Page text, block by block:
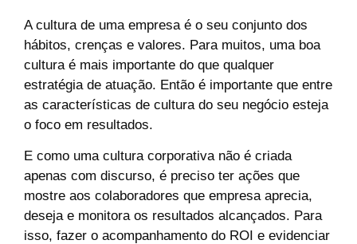
A cultura de uma empresa é o seu conjunto dos
hábitos, crenças e valores. Para muitos, uma boa
cultura é mais importante do que qualquer
estratégia de atuação. Então é importante que entre
as características de cultura do seu negócio esteja
o foco em resultados.
E como uma cultura corporativa não é criada
apenas com discurso, é preciso ter ações que
mostre aos colaboradores que empresa aprecia,
deseja e monitora os resultados alcançados. Para
isso, fazer o acompanhamento do ROI e evidenciar